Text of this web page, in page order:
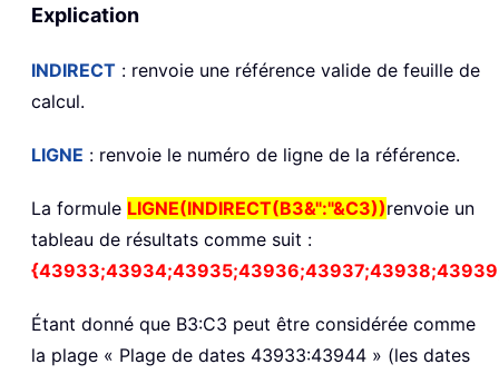
Explication
INDIRECT : renvoie une référence valide de feuille de
calcul.
LIGNE : renvoie le numéro de ligne de la référence.
La formule LIGNE(INDIRECT(B3&":"&C3))renvoie un
tableau de résultats comme suit :
Étant donné que B3:C3 peut être considérée comme
la plage « Plage de dates 43933:43944 » (les dates